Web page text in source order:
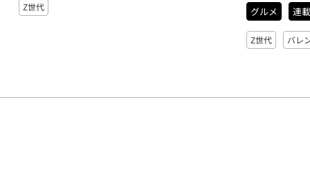
Z世代 グルメ 連
Z世代 バレ